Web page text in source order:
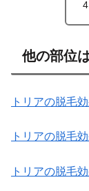
他の部位
トリアの脱毛
トリアの脱毛
トリアの脱毛